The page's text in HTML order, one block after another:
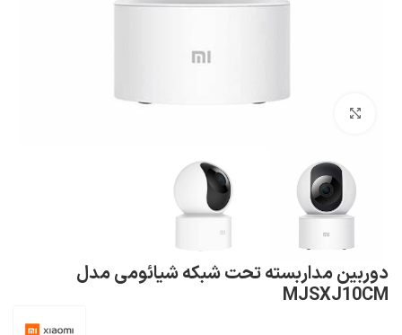
دوربین مداربسته تحت شبکه شیائومی مدل
MJSXJ10CM